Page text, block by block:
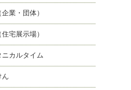
業・団体）
宅展示場）
カルタイム
ん